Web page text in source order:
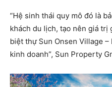
“Hệ sinh thái quy mô đó là
khách du lịch, tạo nên giá trị
biệt thự Sun Onsen Village
kinh doanh”, Sun Property